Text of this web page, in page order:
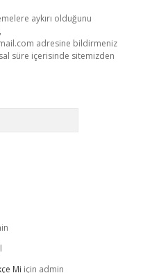
aykırı olduğunu
adresine bildirmeniz
süre içerisinde sitemizden
Mi için admin